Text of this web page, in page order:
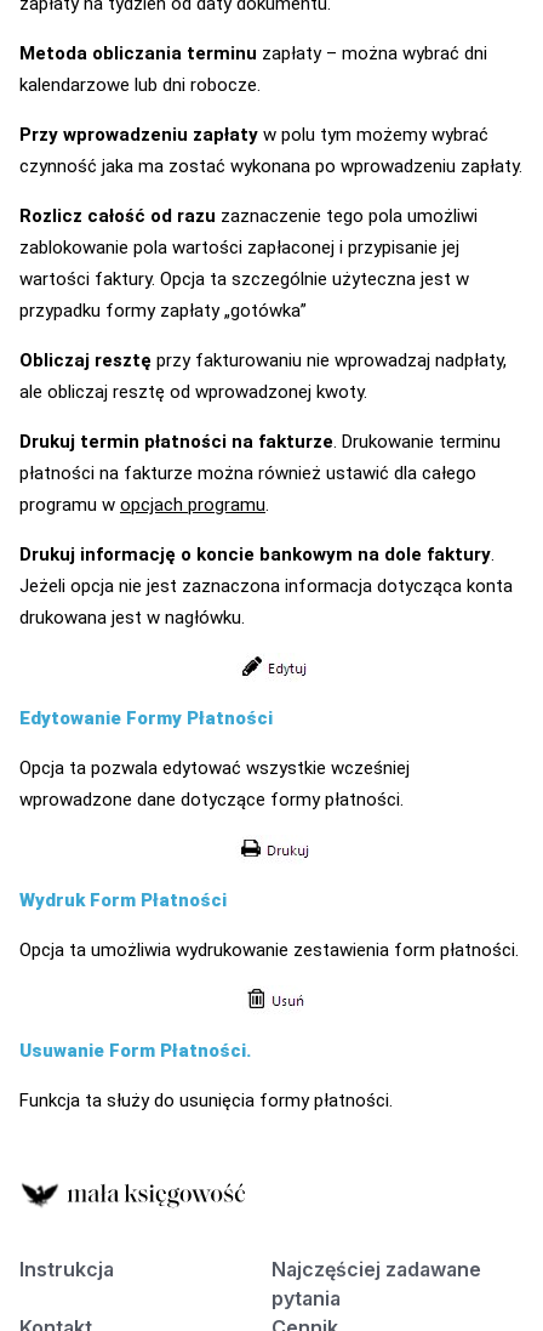
Metoda obliczania terminu zapłaty – można wybrać dni
kalendarzowe lub dni robocze.
Przy wprowadzeniu zapłaty w polu tym możemy wybrać
czynność jaka ma zostać wykonana po wprowadzeniu zapłaty.
Rozlicz całość od razu zaznaczenie tego pola umożliwi
zablokowanie pola wartości zapłaconej i przypisanie jej
wartości faktury. Opcja ta szczególnie użyteczna jest w
przypadku formy zapłaty „gotówka”
Obliczaj resztę przy fakturowaniu nie wprowadzaj nadpłaty,
ale obliczaj resztę od wprowadzonej kwoty.
Drukuj termin płatności na fakturze. Drukowanie terminu
płatności na fakturze można również ustawić dla całego
programu w opcjach programu.
Drukuj informację o koncie bankowym na dole faktury.
Jeżeli opcja nie jest zaznaczona informacja dotycząca konta
drukowana jest w nagłówku.
Edytowanie Formy Płatności
Opcja ta pozwala edytować wszystkie wcześniej
wprowadzone dane dotyczące formy płatności.
Wydruk Form Płatności
Opcja ta umożliwia wydrukowanie zestawienia form płatności.
Usuwanie Form Płatności.
Funkcja ta służy do usunięcia formy płatności.
Instrukcja
Najczęściej zadawane
pytania